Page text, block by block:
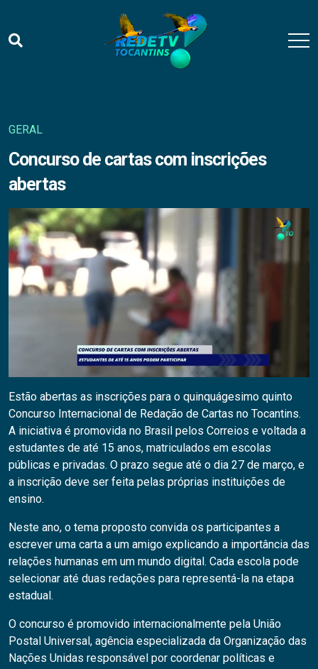
GERAL
Concurso de cartas com inscrições
abertas
Estão abertas as inscrições para o quinquágesimo quinto
Concurso Internacional de Redação de Cartas no Tocantins.
A iniciativa é promovida no Brasil pelos Correios e voltada a
estudantes de até 15 anos, matriculados em escolas
públicas e privadas. O prazo segue até o dia 27 de março, e
a inscrição deve ser feita pelas próprias instituições de
ensino.
Neste ano, o tema proposto convida os participantes a
escrever uma carta a um amigo explicando a importância das
relações humanas em um mundo digital. Cada escola pode
selecionar até duas redações para representá-la na etapa
estadual.
O concurso é promovido internacionalmente pela União
Postal Universal, agência especializada da Organização das
Nações Unidas responsável por coordenar políticas e